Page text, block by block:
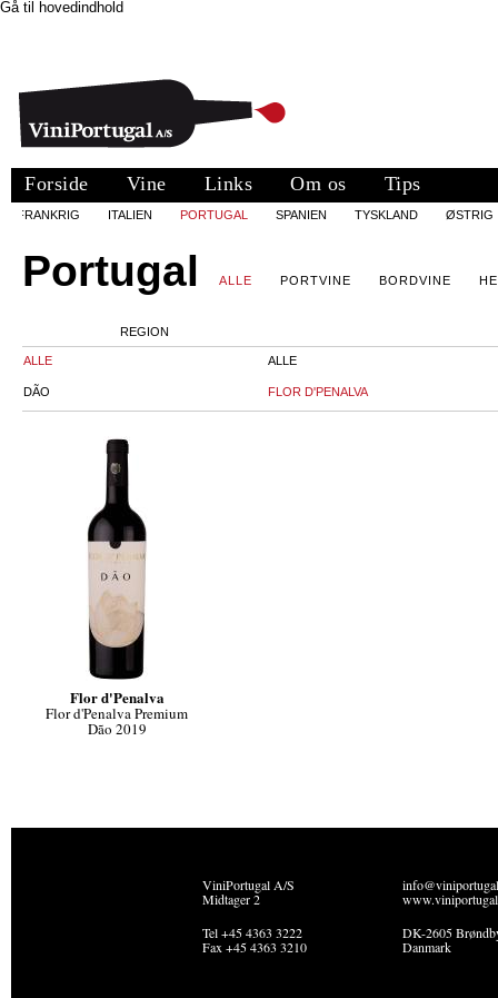
Gå til hovedindhold
Forside Vine Links Om os Tips
FRANKRIG ITALIEN PORTUGAL SPANIEN TYSKLAND ØSTRIG
Portugal ALLE PORTVINE BORDVINE
REGION
ALLE
DÃO
ALLE
FLOR D'PENALVA
Flor d'Penalva
Flor d'Penalva Premium
Dão 2019
ViniPortugal A/S
Midtager 2
Tel +45 4363 3222
Fax +45 4363 3210
DK-2605
Danmark